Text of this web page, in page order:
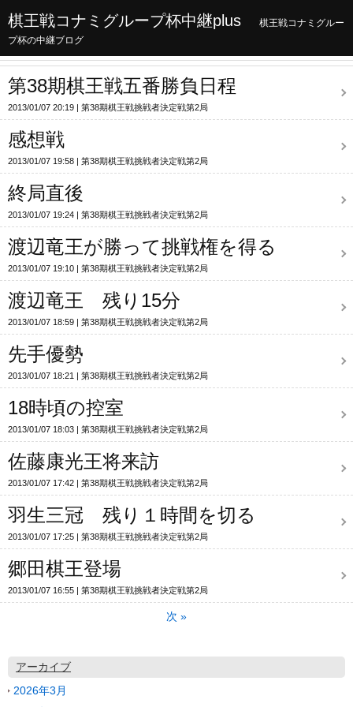
棋王戦コナミグループ杯中継plus
棋王戦コナミグルー
プ杯の中継ブログ
第38期棋王戦五番勝負日程
2013/01/07 20:19 第38期棋王戦挑戦者決定戦第2局
感想戦
2013/01/07 19:58 第38期棋王戦挑戦者決定戦第2局
終局直後
2013/01/07 19:24 第38期棋王戦挑戦者決定戦第2局
渡辺竜王が勝って挑戦権を得る
2013/01/07 19:10 第38期棋王戦挑戦者決定戦第2局
渡辺竜王 残り15分
2013/01/07 18:59 第38期棋王戦挑戦者決定戦第2局
先手優勢
2013/01/07 18:21 第38期棋王戦挑戦者決定戦第2局
18時頃の控室
2013/01/07 18:03 第38期棋王戦挑戦者決定戦第2局
佐藤康光王将来訪
2013/01/07 17:42 第38期棋王戦挑戦者決定戦第2局
羽生三冠 残り１時間を切る
2013/01/07 17:25 第38期棋王戦挑戦者決定戦第2局
郷田棋王登場
2013/01/07 16:55 第38期棋王戦挑戦者決定戦第2局
次 »
アーカイブ
2026年3月